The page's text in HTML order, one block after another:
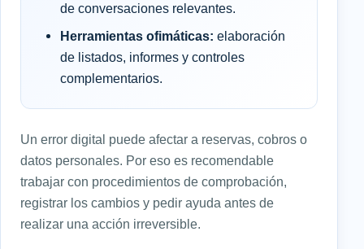
de conversaciones relevantes.
Herramientas ofimáticas: elaboración
de listados, informes y controles
complementarios.
Un error digital puede afectar a reservas, cobros o
datos personales. Por eso es recomendable
trabajar con procedimientos de comprobación,
registrar los cambios y pedir ayuda antes de
realizar una acción irreversible.